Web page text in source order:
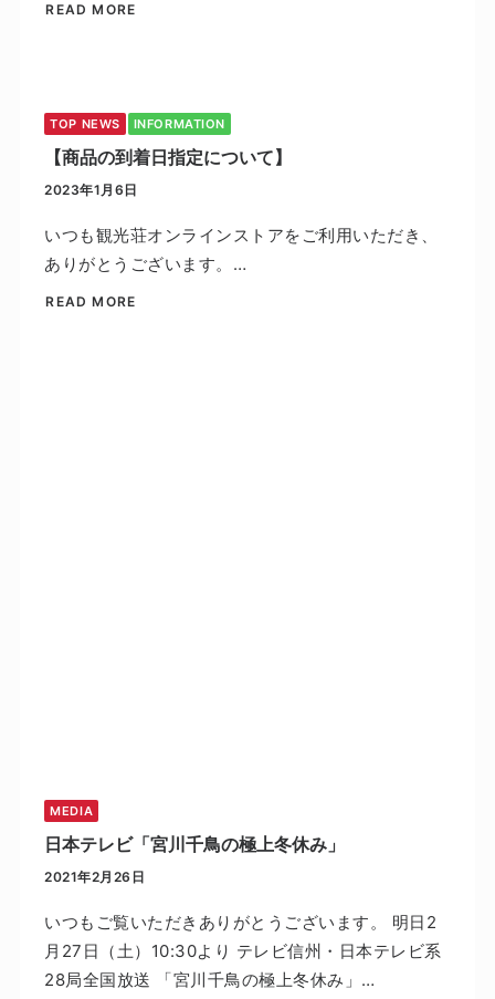
READ MORE
TOP NEWS INFORMATION
【商品の到着日指定について】
2023年1月6日
いつも観光荘オンラインストアをご利用いただき、
ありがとうございます。…
READ MORE
MEDIA
日本テレビ「宮川千鳥の極上冬休み」
2021年2月26日
いつもご覧いただきありがとうございます。 明日2
月27日（土）10:30より テレビ信州・日本テレビ系
28局全国放送 「宮川千鳥の極上冬休み」…